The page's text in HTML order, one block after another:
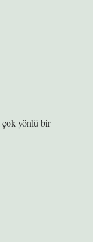
çok yönlü bir